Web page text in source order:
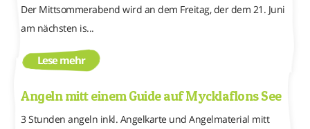
Der Mittsommerabend wird an dem Freitag, der dem 21. Juni
am nächsten is...
Lese mehr
Angeln mitt einem Guide auf Mycklaflons See
3 Stunden angeln inkl. Angelkarte und Angelmaterial mitt